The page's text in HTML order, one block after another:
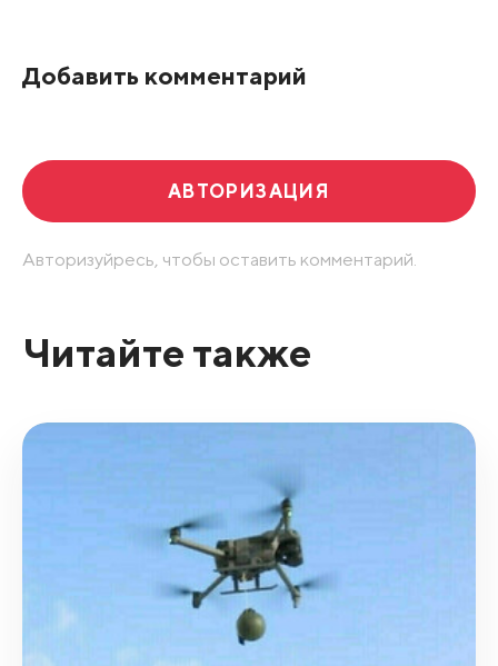
Добавить комментарий
АВТОРИЗАЦИЯ
Авторизуйресь, чтобы оставить комментарий.
Читайте также